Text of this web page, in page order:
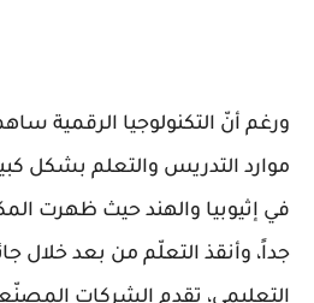
ورغم أنّ التكنولوجيا الرقمية
موارد التدريس والتعلم بشكل
في إثيوبيا والهند حيث ظهرت
التعليمي، تقدم الشركات